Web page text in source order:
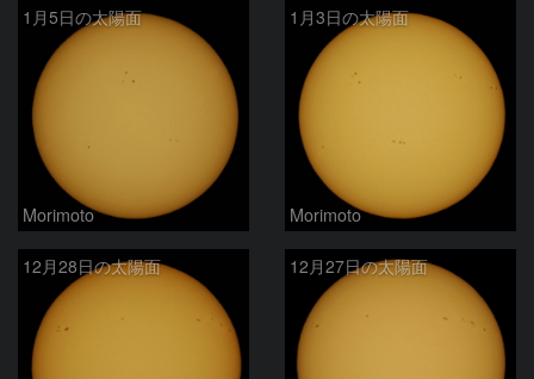
1月5日の太陽面
Morimoto
1月3日の太陽面
Morimoto
12月28日の太陽面 12月27日の太陽面